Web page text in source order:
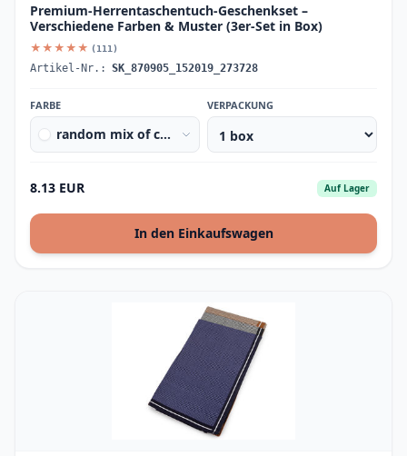
Premium-Herrentaschentuch-Geschenkset –
Verschiedene Farben & Muster (3er-Set in Box)
★★★★★ (111)
Artikel-Nr.: SK_870905_152019_273728
FARBE
random mix of colours and desi
VERPACKUNG
8.13 EUR Auf Lager
In den Einkaufswagen